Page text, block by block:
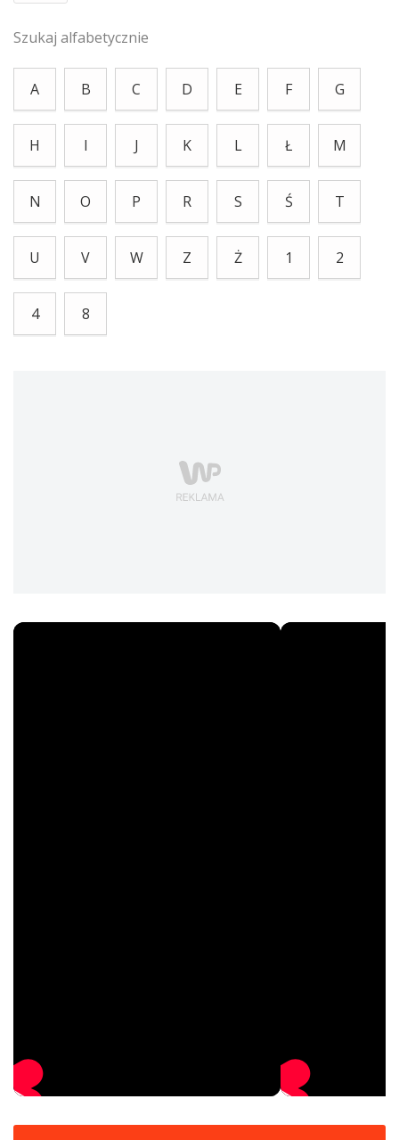
Szukaj alfabetycznie
A B C D E F G
H I J K L Ł M
N O P R S Ś T
U V W Z Ż 1 2
4 8